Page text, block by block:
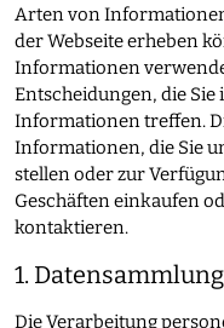
Arten von
der Webseite erheben
Informationen
Entscheidungen, die
Informationen treffen.
Informationen, die Sie
stellen oder zur
Geschäften einkaufen
kontaktieren.
1.
Die Verarbeitung